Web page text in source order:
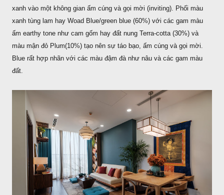
xanh vào một không gian ấm cúng và gọi mời (inviting). Phối màu
xanh tùng lam hay Woad Blue/green blue (60%) với các gam màu
ấm earthy tone như cam gốm hay đất nung Terra-cotta (30%) và
màu mận đỏ Plum(10%) tạo nên sự táo bạo, ấm cúng và gọi mời.
Blue rất hợp nhãn với các màu đậm đà như nâu và các gam màu
đất.